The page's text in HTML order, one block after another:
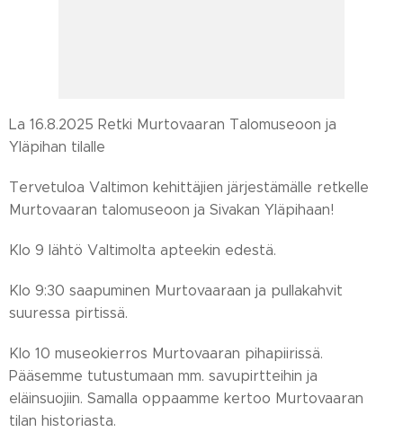
La 16.8.2025 Retki Murtovaaran Talomuseoon ja
Yläpihan tilalle
Tervetuloa Valtimon kehittäjien järjestämälle retkelle
Murtovaaran talomuseoon ja Sivakan Yläpihaan!
Klo 9 lähtö Valtimolta apteekin edestä.
Klo 9:30 saapuminen Murtovaaraan ja pullakahvit
suuressa pirtissä.
Klo 10 museokierros Murtovaaran pihapiirissä.
Pääsemme tutustumaan mm. savupirtteihin ja
eläinsuojiin. Samalla oppaamme kertoo Murtovaaran
tilan historiasta.